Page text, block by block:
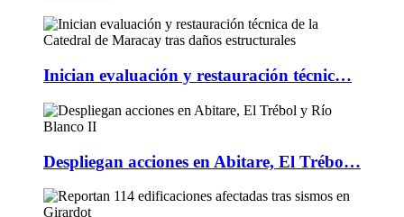
Inician evaluación y restauración técnic…
Despliegan acciones en Abitare, El Trébo…